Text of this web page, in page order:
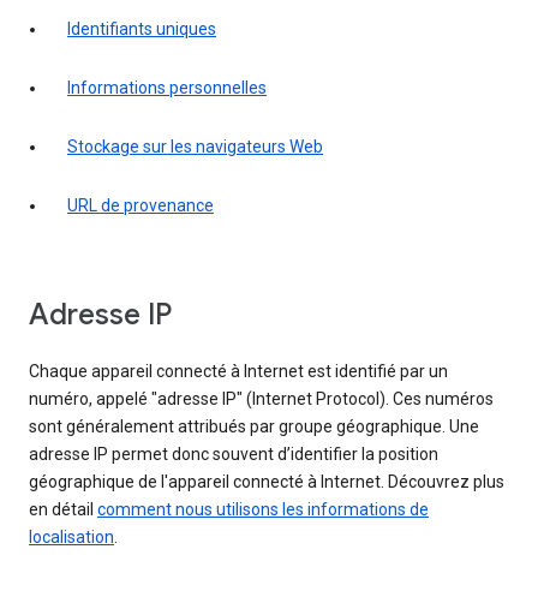
Identifiants uniques
Informations personnelles
Stockage sur les navigateurs Web
URL de provenance
Adresse IP
Chaque appareil connecté à Internet est identifié par un
numéro, appelé "adresse IP" (Internet Protocol). Ces numéros
sont généralement attribués par groupe géographique. Une
adresse IP permet donc souvent d’identifier la position
géographique de l'appareil connecté à Internet. Découvrez plus
en détail comment nous utilisons les informations de
localisation.